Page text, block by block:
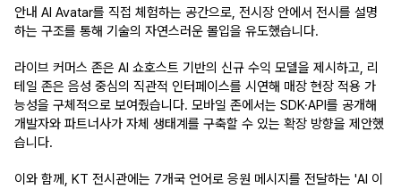
안내 AI Avatar를 직접 체험하는 공간으로, 전시장 안에서 전시를 설명
하는 구조를 통해 기술의 자연스러운 몰입을 유도했습니다.
라이브 커머스 존은 AI 쇼호스트 기반의 신규 수익 모델을 제시하고, 리
테일 존은 음성 중심의 직관적 인터페이스를 시연해 매장 현장 적용 가
능성을 구체적으로 보여줬습니다. 모바일 존에서는 SDK·API를 공개해
개발자와 파트너사가 자체 생태계를 구축할 수 있는 확장 방향을 제안했
습니다.
이와 함께, KT 전시관에는 7개국 언어로 응원 메시지를 전달하는 'AI 이